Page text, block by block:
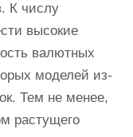
К числу
высокие
валютных
моделей из-
Тем не менее,
растущего